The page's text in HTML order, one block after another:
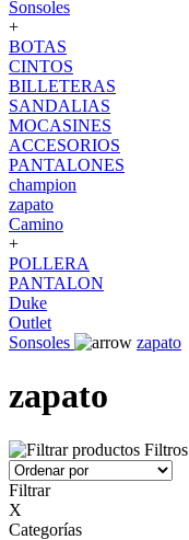
Sonsoles
+
BOTAS
CINTOS
BILLETERAS
SANDALIAS
MOCASINES
ACCESORIOS
PANTALONES
champion
zapato
Camino
+
POLLERA
PANTALON
Duke
Outlet
Sonsoles
zapato
zapato
Filtros
Filtrar
X
Categorías